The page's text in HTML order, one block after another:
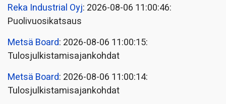
Reka Industrial Oyj: 2026-08-06 11:00:46:
Puolivuosikatsaus
Metsä Board: 2026-08-06 11:00:15:
Tulosjulkistamisajankohdat
Metsä Board: 2026-08-06 11:00:14:
Tulosjulkistamisajankohdat